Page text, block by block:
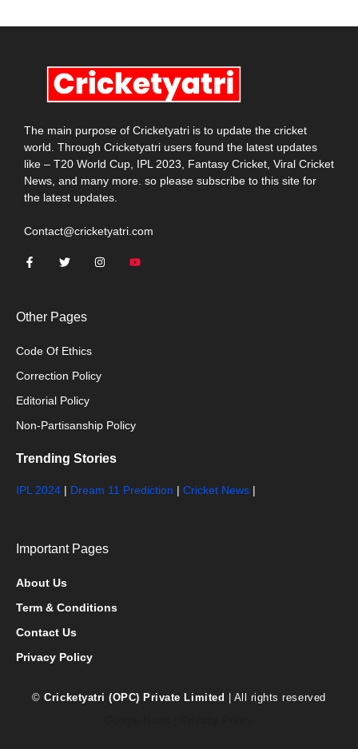
The main purpose of Cricketyatri is to update the cricket
world. Through Cricketyatri users found the latest updates
like – T20 World Cup, IPL 2023, Fantasy Cricket, Viral Cricket
News, and many more. so please subscribe to this site for
the latest updates.
Contact@cricketyatri.com
Other Pages
Code Of Ethics
Correction Policy
Editorial Policy
Non-Partisanship Policy
Trending Stories
IPL 2024 | Dream 11 Prediction | Cricket News |
Important Pages
About Us
Term & Conditions
Contact Us
Privacy Policy
©Cricketyatri (OPC) Private Limited
| All rights reserved